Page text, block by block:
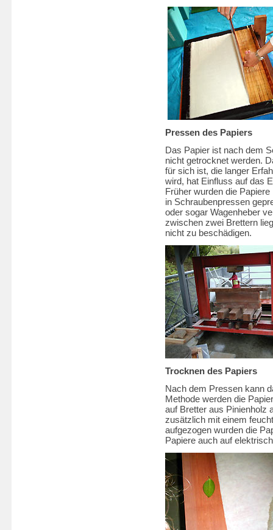
Pressen des Papiers
Das Papier ist nach dem
nicht getrocknet werden.
für sich ist, die langer
wird, hat Einfluss auf das
Früher wurden die
in Schraubenpressen
oder sogar Wagenheber
zwischen zwei Brettern
nicht zu beschädigen.
Trocknen des Papiers
Nach dem Pressen kann
Methode werden die
auf Bretter aus Pinienholz
zusätzlich mit einem
aufgezogen wurden die
Papiere auch auf